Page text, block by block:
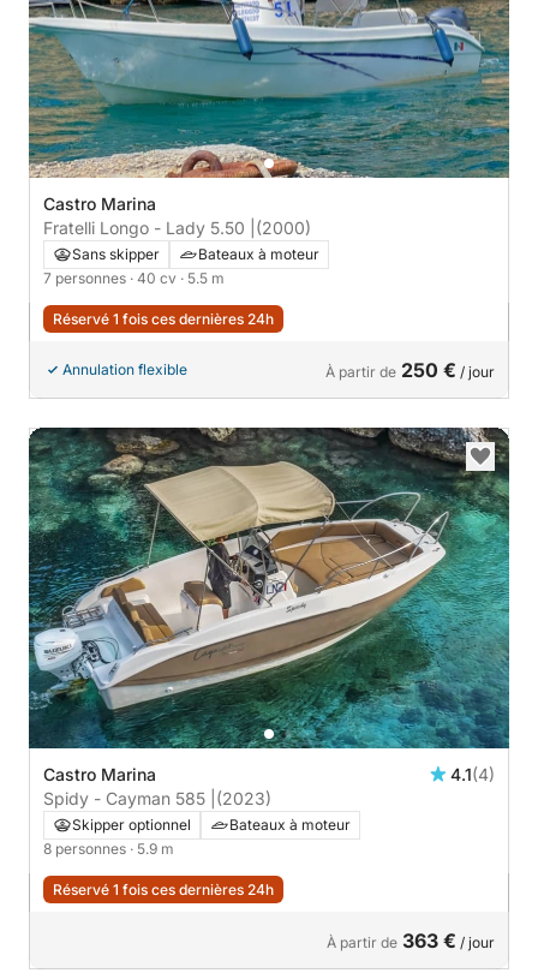
Castro Marina
Fratelli Longo - Lady 5.50 | (2000)
Sans skipper
Bateaux à moteur
7 personnes · 40 cv · 5.5 m
Réservé 1 fois ces dernières 24h
Annulation flexible À partir de 250 € / jour
Castro Marina 4.1(4)
Spidy - Cayman 585 | (2023)
Skipper optionnel
Bateaux à moteur
8 personnes · 5.9 m
Réservé 1 fois ces dernières 24h
À partir de 363 € / jour